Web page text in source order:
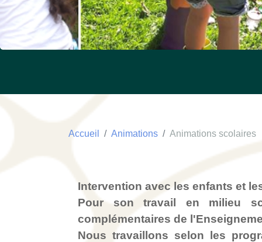
Accueil Animations Animations scolaires
Intervention avec les enfants et
Pour son travail en milieu
complémentaires de
Nous travaillons selon les